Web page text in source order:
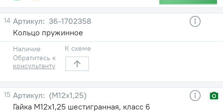
14
36-1702358
Кольцо пружинное
Наличие
Обратитесь к
консультанту
К схеме
15
(М12х1,25)
Гайка М12х1,25 шестигранная, класс 6